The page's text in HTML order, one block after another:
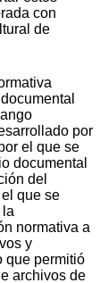
con
de
por
el que se
documental
del
que se
la
normativa a
y
que permitió
archivos de